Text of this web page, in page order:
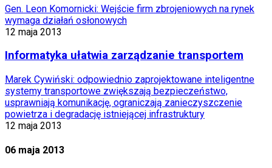
Gen. Leon Komornicki: Wejście firm zbrojeniowych na rynek
wymaga działań osłonowych
12 maja 2013
Informatyka ułatwia zarządzanie transportem
Marek Cywiński: odpowiednio zaprojektowane inteligentne
systemy transportowe zwiększają bezpieczeństwo,
usprawniają komunikację, ograniczają zanieczyszczenie
powietrza i degradację istniejącej infrastruktury
12 maja 2013
06 maja 2013